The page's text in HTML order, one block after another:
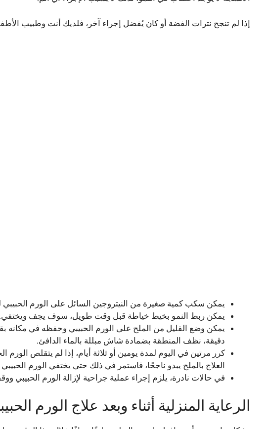
إذا لم تنجح نترات الفضة أو كان يُفضل إجراء آخر، فلديك أنت وطبيب
يمكن سكب كمية صغيرة من النيتروجين السائل على الورم الحبيبي
يمكن ربط النمو بخيط خياطة قبل وقت طويل، سوف يجف ويختفي.
دقيقة، نظف المنطقة بضمادة شاش مبللة بالماء الدافئ.
كرر مرتين في اليوم لمدة يومين أو ثلاثة أيام، إذا لم يتقلص
العلاج بالملح يبدو ناجحًا، فاستمر في ذلك حتى يختفي الورم
في حالات نادرة، يلزم إجراء عملية جراحية لإزالة الورم الحبيبي
الرعاية المنزلية أثناء وبعد علاج الورم